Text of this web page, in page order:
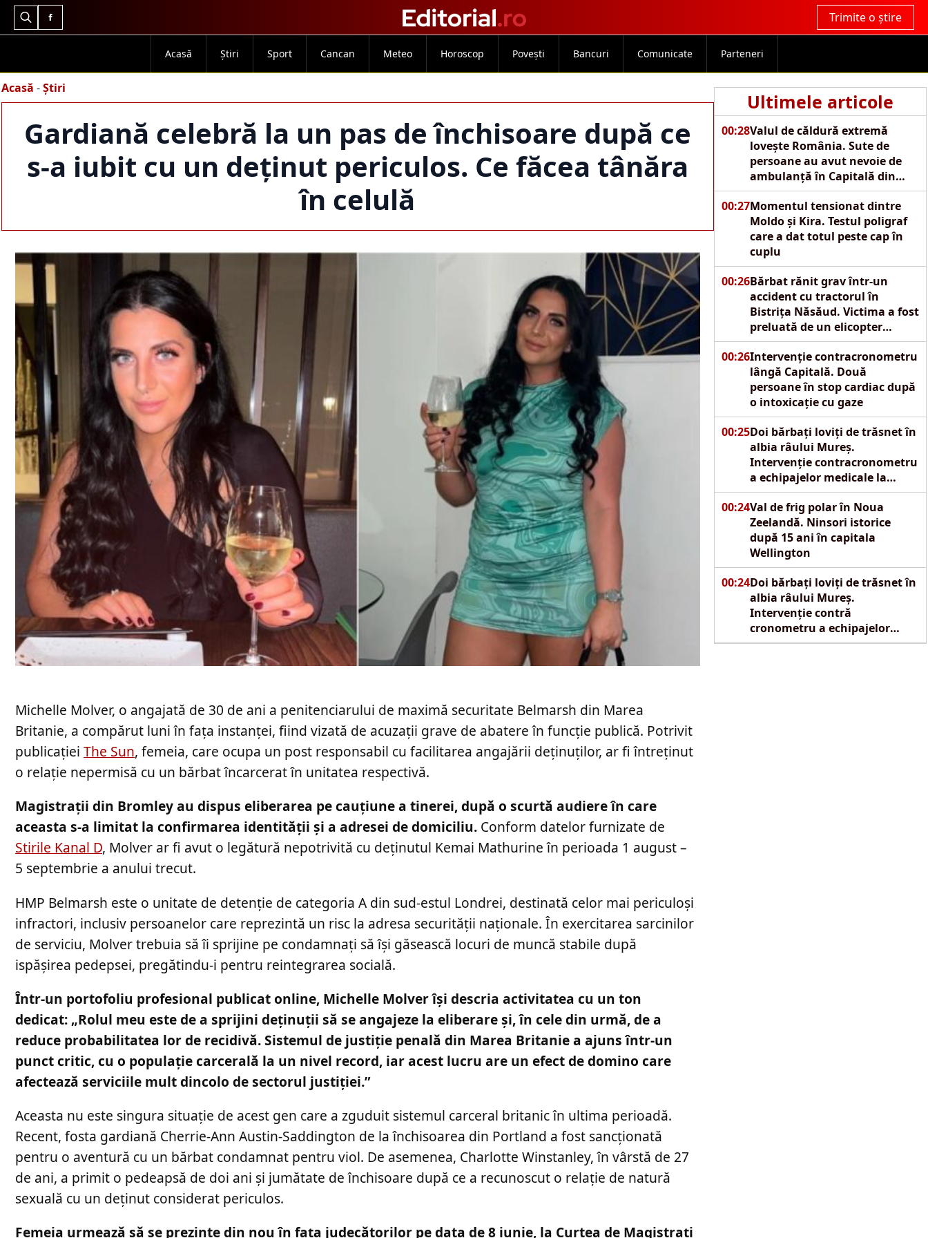
Search
Trimite o știre
Acasă Știri Sport Cancan Meteo Horoscop Povești Bancuri Comunicate Parteneri
Acasă -Știri
Gardiană celebră la un pas de închisoare după ce
s-a iubit cu un deținut periculos. Ce făcea tânăra
în celulă
Ultimele articole
00:28Valul de căldură extremă
lovește România. Sute de
persoane au avut nevoie de
ambulanță în Capitală din
cauza caniculei
00:27Momentul tensionat dintre
Moldo și Kira. Testul poligraf
care a dat totul peste cap în
cuplu
00:26Bărbat rănit grav într-un
accident cu tractorul în
Bistrița Năsăud. Victima a fost
preluată de un elicopter
SMURD
00:26Intervenție contracronometru
lângă Capitală. Două
persoane în stop cardiac după
o intoxicație cu gaze
00:25Doi bărbați loviți de trăsnet în
albia râului Mureș.
Intervenție contracronometru
a echipajelor medicale la
Reghin
00:24Val de frig polar în Noua
Zeelandă. Ninsori istorice
după 15 ani în capitala
Wellington
00:24Doi bărbați loviți de trăsnet în
albia râului Mureș.
Intervenție contră
cronometru a echipajelor
SMURD la Reghin
Michelle Molver, o angajată de 30 de ani a penitenciarului de maximă securitate Belmarsh din Marea
Britanie, a compărut luni în fața instanței, fiind vizată de acuzații grave de abatere în funcție publică. Potrivit
publicației The Sun, femeia, care ocupa un post responsabil cu facilitarea angajării deținuților, ar fi întreținut
o relație nepermisă cu un bărbat încarcerat în unitatea respectivă.
Magistrații din Bromley au dispus eliberarea pe cauțiune a tinerei, după o scurtă audiere în care
aceasta s-a limitat la confirmarea identității și a adresei de domiciliu. Conform datelor furnizate de
Stirile Kanal D, Molver ar fi avut o legătură nepotrivită cu deținutul Kemai Mathurine în perioada 1 august –
5 septembrie a anului trecut.
HMP Belmarsh este o unitate de detenție de categoria A din sud-estul Londrei, destinată celor mai periculoși
infractori, inclusiv persoanelor care reprezintă un risc la adresa securității naționale. În exercitarea sarcinilor
de serviciu, Molver trebuia să îi sprijine pe condamnați să își găsească locuri de muncă stabile după
ispășirea pedepsei, pregătindu-i pentru reintegrarea socială.
Într-un portofoliu profesional publicat online, Michelle Molver își descria activitatea cu un ton
dedicat: „Rolul meu este de a sprijini deținuții să se angajeze la eliberare și, în cele din urmă, de a
reduce probabilitatea lor de recidivă. Sistemul de justiție penală din Marea Britanie a ajuns într-un
punct critic, cu o populație carcerală la un nivel record, iar acest lucru are un efect de domino care
afectează serviciile mult dincolo de sectorul justiției.”
Aceasta nu este singura situație de acest gen care a zguduit sistemul carceral britanic în ultima perioadă.
Recent, fosta gardiană Cherrie-Ann Austin-Saddington de la închisoarea din Portland a fost sancționată
pentru o aventură cu un bărbat condamnat pentru viol. De asemenea, Charlotte Winstanley, în vârstă de 27
de ani, a primit o pedeapsă de doi ani și jumătate de închisoare după ce a recunoscut o relație de natură
sexuală cu un deținut considerat periculos.
Femeia urmează să se prezinte din nou în fața judecătorilor pe data de 8 iunie, la Curtea de Magistrați